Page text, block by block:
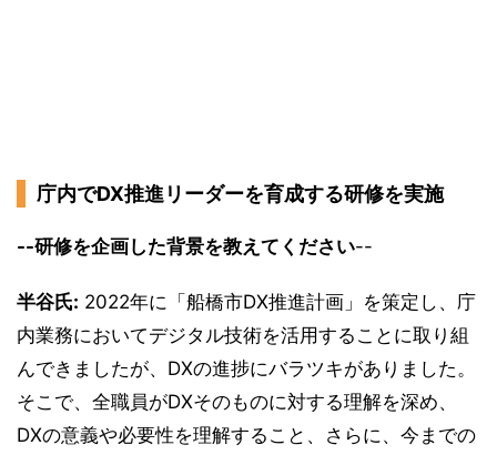
庁内でDX推進リーダーを育成する研修を実施
--研修を企画した背景を教えてください--
半谷氏: 2022年に「船橋市DX推進計画」を策定し、庁
内業務においてデジタル技術を活用することに取り組
んできましたが、DXの進捗にバラツキがありました。
そこで、全職員がDXそのものに対する理解を深め、
DXの意義や必要性を理解すること、さらに、今までの